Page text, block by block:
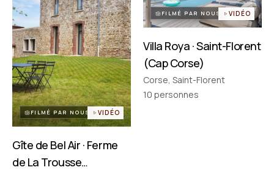
Offre agences immobilières
Lieux, idées et art de vivre
OUTILS GRATUITS
Simulateurs & scrapers — aucun compte
PARTENAIRES
Réseau choisi un par un
FILMÉ PAR NOUS VIDÉO
Gîte de Bel Air · Ferme
de La Trousse
FILMÉ PAR NOUS VIDÉO
Villa Roya · Saint-Florent
(Cap Corse)
Corse, Saint-Florent
10 personnes